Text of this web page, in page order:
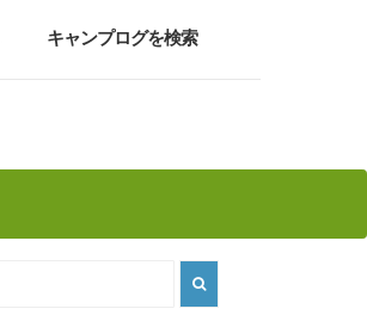
キャンプログを検索